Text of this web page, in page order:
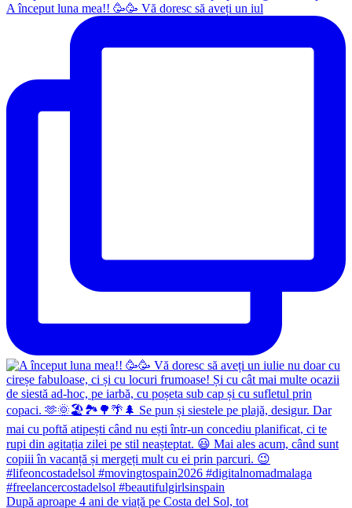
A început luna mea!! 🥳🥳 Vă doresc să aveți un iul
După aproape 4 ani de viață pe Costa del Sol, tot